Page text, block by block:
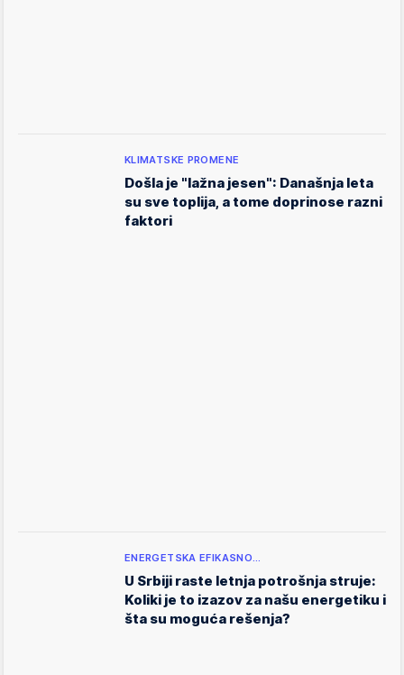
KLIMATSKE PROMENE
Došla je "lažna jesen": Današnja leta
su sve toplija, a tome doprinose razni
faktori
ENERGETSKA EFIKASNO…
U Srbiji raste letnja potrošnja struje:
Koliki je to izazov za našu energetiku i
šta su moguća rešenja?